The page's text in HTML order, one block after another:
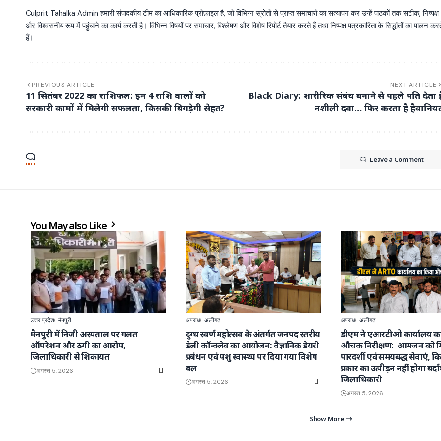
Culprit Tahalka Admin हमारी संपादकीय टीम का आधिकारिक प्रोफ़ाइल है, जो विभिन्न स्रोतों से प्राप्त समाचारों का सत्यापन कर उन्हें पाठकों तक सटीक, निष्पक्ष
और विश्वसनीय रूप में पहुंचाने का कार्य करती है। विभिन्न विषयों पर समाचार, विश्लेषण और विशेष रिपोर्ट तैयार करते हैं तथा निष्पक्ष पत्रकारिता के सिद्धांतों का पालन
हैं।
PREVIOUS ARTICLE
11 सितंबर 2022 का राशिफल: इन 4 राशि वालों को
सरकारी कामों में मिलेगी सफलता, किसकी बिगड़ेगी सेहत?
NEXT ARTICLE
Black Diary: शारीरिक संबंध बनाने से पहले पति देता
नशीली दवा… फिर करता है
Leave a Comment
You May also Like
उत्तर प्रदेश मैनपुरी
मैनपुरी में निजी अस्पताल पर गलत
ऑपरेशन और ठगी का आरोप,
जिलाधिकारी से शिकायत
अगस्त 5, 2026
अपराध अलीगढ़
दुग्ध स्वर्ण महोत्सव के अंतर्गत जनपद स्तरीय
डेली कॉन्क्लेव का आयोजन: वैज्ञानिक डेयरी
प्रबंधन एवं पशु स्वास्थ्य पर दिया गया विशेष
बल
अगस्त 5, 2026
अपराध अलीगढ़
डीएम ने एआरटीओ कार्यालय
औचक निरीक्षण: आमजन को
पारदर्शी एवं समयबद्ध सेवाएं,
प्रकार का उत्पीड़न नहीं होगा
जिलाधिकारी
अगस्त 5, 2026
Show More